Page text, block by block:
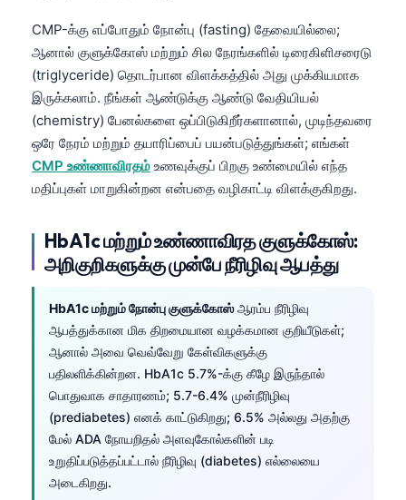
CMP-க்கு எப்போதும் நோன்பு (fasting) தேவையில்லை;
ஆனால் குளுக்கோஸ் மற்றும் சில நேரங்களில் டிரைகிளிசரைடு
(triglyceride) தொடர்பான விளக்கத்தில் அது முக்கியமாக
இருக்கலாம். நீங்கள் ஆண்டுக்கு ஆண்டு வேதியியல்
(chemistry) பேனல்களை ஒப்பிடுகிறீர்களானால், முடிந்தவரை
ஒரே நேரம் மற்றும் தயாரிப்பைப் பயன்படுத்துங்கள்; எங்கள்
CMP உண்ணாவிரதம் உணவுக்குப் பிறகு உண்மையில் எந்த
மதிப்புகள் மாறுகின்றன என்பதை வழிகாட்டி விளக்குகிறது.
HbA1c மற்றும் உண்ணாவிரத குளுக்கோஸ்:
அறிகுறிகளுக்கு முன்பே நீரிழிவு ஆபத்து
HbA1c மற்றும் நோன்பு குளுக்கோஸ்ஆரம்ப நீரிழிவு
ஆபத்துக்கான மிக திறமையான வழக்கமான குறியீடுகள்;
ஆனால் அவை வெவ்வேறு கேள்விகளுக்கு
பதிலளிக்கின்றன. HbA1c 5.7%-க்கு கீழே இருந்தால்
பொதுவாக சாதாரணம்; 5.7-6.4% முன்நீரிழிவு
(prediabetes) எனக் காட்டுகிறது; 6.5% அல்லது அதற்கு
மேல் ADA நோயறிதல் அளவுகோல்களின் படி
உறுதிப்படுத்தப்பட்டால் நீரிழிவு (diabetes) எல்லையை
அடைகிறது.